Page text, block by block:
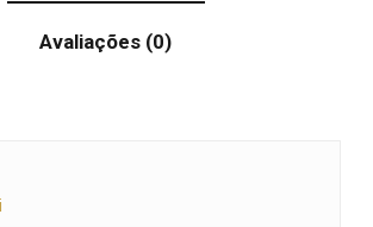
Avaliações (0)